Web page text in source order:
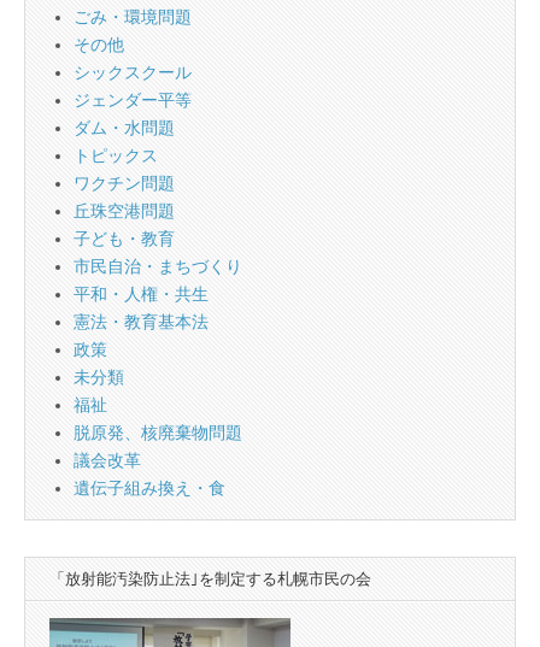
ごみ・環境問題
その他
シックスクール
ジェンダー平等
ダム・水問題
トピックス
ワクチン問題
丘珠空港問題
子ども・教育
市民自治・まちづくり
平和・人権・共生
憲法・教育基本法
政策
未分類
福祉
脱原発、核廃棄物問題
議会改革
遺伝子組み換え・食
「放射能汚染防止法｣を制定する札幌市民の会